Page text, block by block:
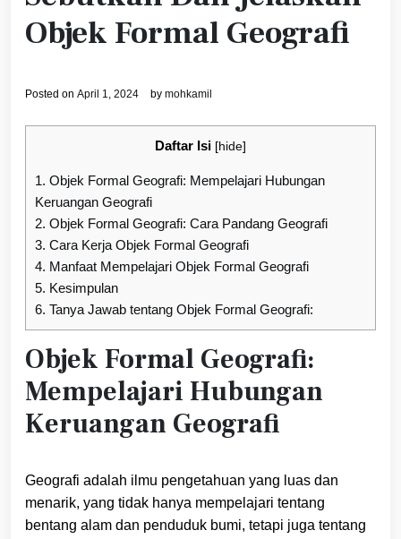
Objek Formal Geografi
Posted on April 1, 2024 by mohkamil
Daftar Isi [hide]
1. Objek Formal Geografi: Mempelajari Hubungan
Keruangan Geografi
2. Objek Formal Geografi: Cara Pandang Geografi
3. Cara Kerja Objek Formal Geografi
4. Manfaat Mempelajari Objek Formal Geografi
5. Kesimpulan
6. Tanya Jawab tentang Objek Formal Geografi:
Objek Formal Geografi:
Mempelajari Hubungan
Keruangan Geografi
Geografi adalah ilmu pengetahuan yang luas dan
menarik, yang tidak hanya mempelajari tentang
bentang alam dan penduduk bumi, tetapi juga tentang